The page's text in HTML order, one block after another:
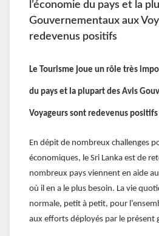
l’économie du pays et la
Gouvernementaux aux
redevenus positifs
Le Tourisme joue un rôle très
du pays et la plupart des Avis
Voyageurs sont redevenus positifs
En dépit de nombreux challenges
économiques, le Sri Lanka est de
nombreux pays viennent en aide
où il en a le plus besoin. La vie
normale, petit à petit, pour
aux efforts déployés par le présent